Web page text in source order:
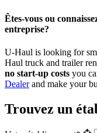
Êtes-vous ou
entreprise?
U-Haul is looking for
Haul truck and trailer
no start-up costs you
Dealerand make your
Trouvez un